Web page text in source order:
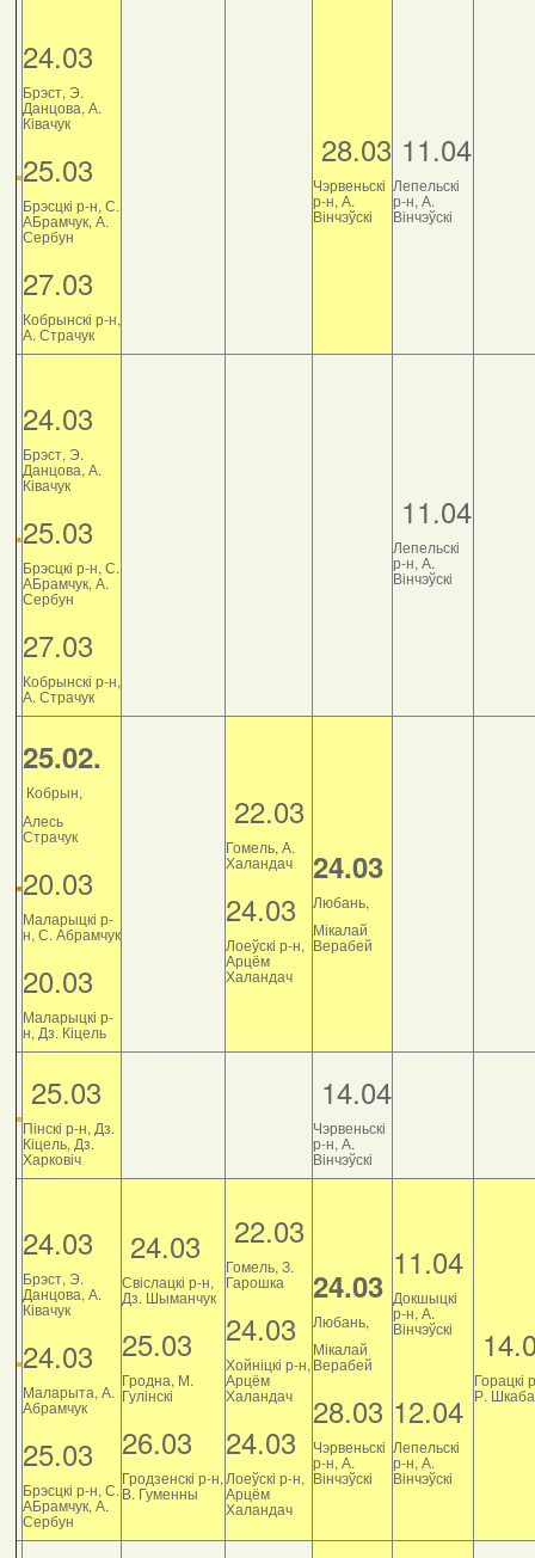
24.03
Брэст, Э.
Данцова, А.
Ківачук
25.03
Брэсцкі р-н, С.
АБрамчук, А.
Сербун
27.03
Кобрынскі р-н,
А. Страчук
28.03
Чэрвеньскі
р-н, А.
Вінчэўскі
11.04
Лепельскі
р-н, А.
Вінчэўскі
24.03
Брэст, Э.
Данцова, А.
Ківачук
25.03
Брэсцкі р-н, С.
АБрамчук, А.
Сербун
27.03
Кобрынскі р-н,
А. Страчук
11.04
Лепельскі
р-н, А.
Вінчэўскі
25.02.
Кобрын,
Алесь
Страчук
20.03
Маларыцкі р-
н, С. Абрамчук
20.03
Маларыцкі р-
н, Дз. Кіцель
22.03
Гомель, А.
Халандач
24.03
Лоеўскі р-н,
Арцём
Халандач
24.03
Любань,
Мікалай
Верабей
25.03
Пінскі р-н, Дз.
Кіцель, Дз.
Харковіч
14.04
Чэрвеньскі
р-н, А.
Вінчэўскі
24.03
Брэст, Э.
Данцова, А.
Ківачук
24.03
Маларыта, А.
Абрамчук
25.03
Брэсцкі р-н, С.
АБрамчук, А.
Сербун
24.03
Свіслацкі р-н,
Дз. Шыманчук
25.03
Гродна, М.
Гулінскі
26.03
Гродзенскі р-н,
В. Гуменны
22.03
Гомель, З.
Гарошка
24.03
Хойніцкі р-н,
Арцём
Халандач
24.03
Лоеўскі р-н,
Арцём
Халандач
24.03
Любань,
Мікалай
Верабей
28.03
Чэрвеньскі
р-н, А.
Вінчэўскі
11.04
Докшыцкі
р-н, А.
Вінчэўскі
12.04
Лепельскі
р-н, А.
Вінчэўскі
Горацкі
Р.